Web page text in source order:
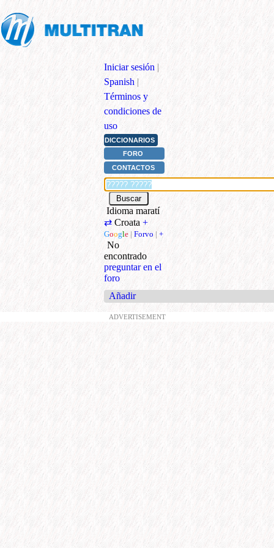
Iniciar sesión |
Spanish |
Términos y
condiciones de
uso
DICCIONARIOS
FORO
CONTACTOS
Idioma maratí
⇄ Croata +
Google | Forvo | +
No
encontrado
preguntar en el
foro
Añadir
ADVERTISEMENT